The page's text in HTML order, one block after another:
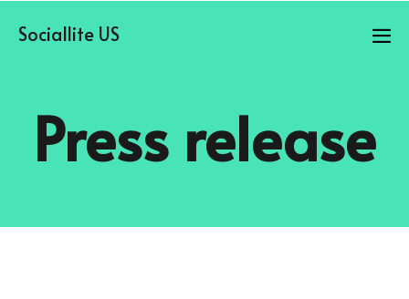
Sociallite US
Press release